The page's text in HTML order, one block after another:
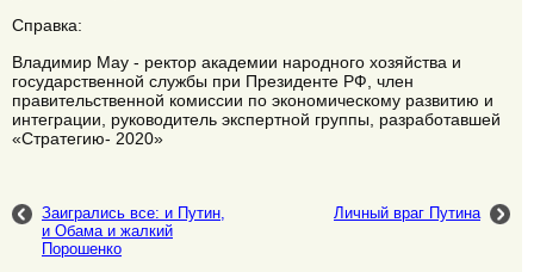
Справка:
Владимир Мау - ректор академии народного хозяйства и
государственной службы при Президенте РФ, член
правительственной комиссии по экономическому развитию и
интеграции, руководитель экспертной группы, разработавшей
«Стратегию- 2020»
Заигрались все: и Путин,
и Обама и жалкий
Порошенко
Личный враг Путина